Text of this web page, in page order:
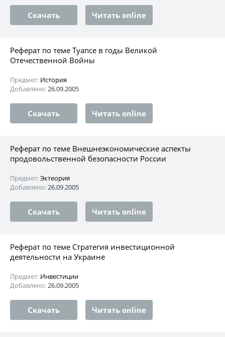
Скачать Читать online
Реферат по теме Туапсе в годы Великой
Отечественной Войны
Предмет: История
Добавлено:26.09.2005
Скачать Читать online
Реферат по теме Внешнеэкономические аспекты
продовольственной безопасности России
Предмет:Эктеория
Добавлено:26.09.2005
Скачать Читать online
Реферат по теме Стратегия инвестиционной
деятельности на Украине
Предмет: Инвестиции
Добавлено:26.09.2005
Скачать Читать online